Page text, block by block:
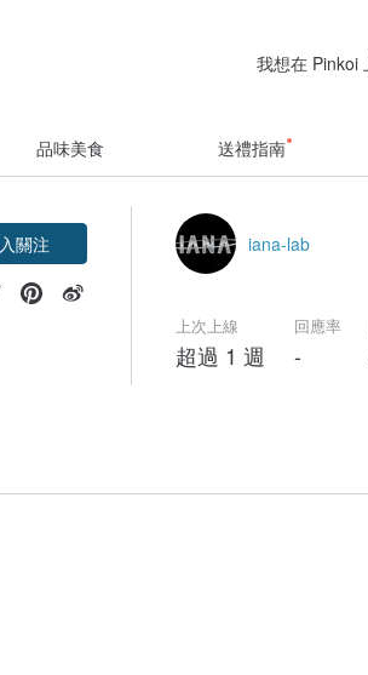
我想在 Pinkoi
品味美食 送禮指南
關注 iana-lab
上次上線
超過 1 週
回應率
-